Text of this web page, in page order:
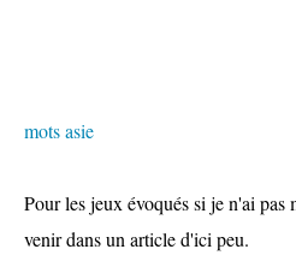
mots asie
Pour les jeux évoqués si je n'ai
venir dans un article d'ici peu.